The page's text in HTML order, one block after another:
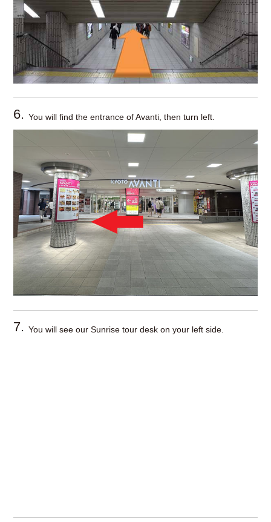
6. You will find the entrance of Avanti, then turn left.
7. You will see our Sunrise tour desk on your left side.